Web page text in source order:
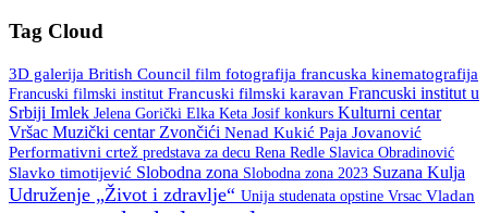
Tag Cloud
3D galerija British Council film fotografija francuska kinematografija
Francuski filmski institut Francuski filmski karavan Francuski institut u
Srbiji Imlek Jelena Gorički Elka Keta Josif konkurs Kulturni centar
Vršac Muzički centar Zvončići Nenad Kukić Paja Jovanović
Performativni crtež predstava za decu Rena Redle Slavica Obradinović
Slavko timotijević Slobodna zona Slobodna zona 2023 Suzana Kulja
Udruženje „Život i zdravlje“ Unija studenata opstine Vrsac Vladan